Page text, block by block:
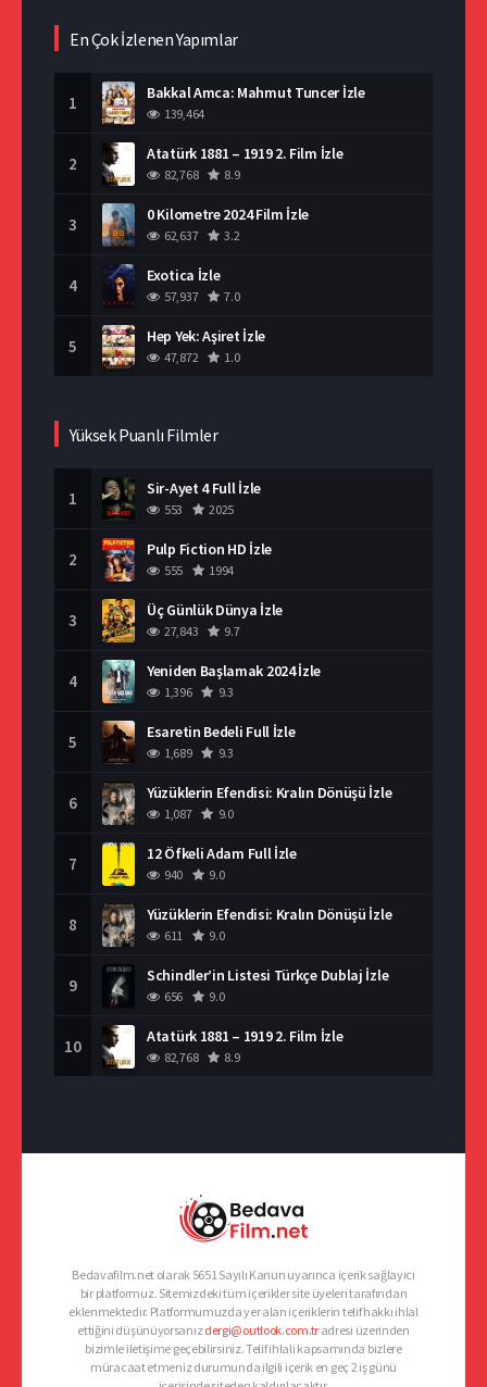
En Çok İzlenen Yapımlar
1 Bakkal Amca: Mahmut Tuncer İzle
139,464
2 Atatürk 1881 – 1919 2. Film İzle
82,768 8.9
3 0 Kilometre 2024 Film İzle
62,637 3.2
4 Exotica İzle
57,937 7.0
5 Hep Yek: Aşiret İzle
47,872 1.0
Yüksek Puanlı Filmler
1 Sir-Ayet 4 Full İzle
553 2025
2 Pulp Fiction HD İzle
555 1994
3 Üç Günlük Dünya İzle
27,843 9.7
4 Yeniden Başlamak 2024 İzle
1,396 9.3
5 Esaretin Bedeli Full İzle
1,689 9.3
6 Yüzüklerin Efendisi: Kralın Dönüşü İzle
1,087 9.0
7 12 Öfkeli Adam Full İzle
940 9.0
8 Yüzüklerin Efendisi: Kralın Dönüşü İzle
611 9.0
9 Schindler’in Listesi Türkçe Dublaj İzle
656 9.0
10 Atatürk 1881 – 1919 2. Film İzle
82,768 8.9
Bedavafilm.net olarak 5651 Sayılı Kanun uyarınca içerik sağlayıcı
bir platformuz. Sitemizdeki tüm içerikler site üyeleri tarafından
eklenmektedir. Platformumuzda yer alan içeriklerin telif hakkı ihlal
ettiğini düşünüyorsanızdergi@outlook.com.tr adresi üzerinden
bizimle iletişime geçebilirsiniz. Telif ihlali kapsamında bizlere
müracaat etmeniz durumunda ilgili içerik en geç 2 iş günü